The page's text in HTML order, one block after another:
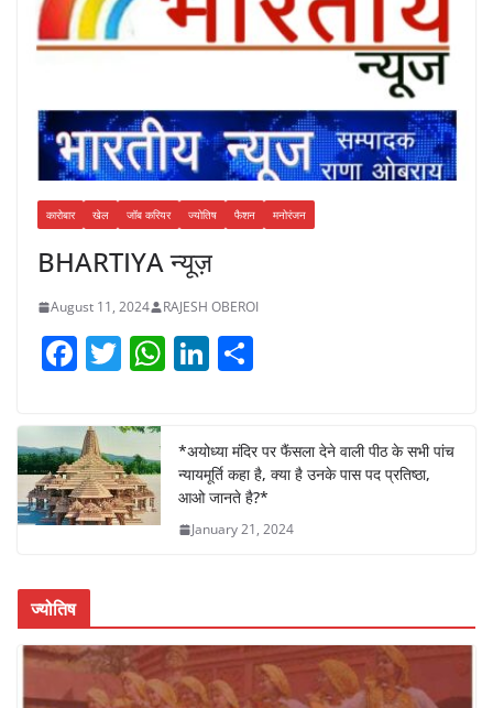
कारोबार खेल जॉब करियर ज्योतिष फैशन मनोरंजन
BHARTIYA न्यूज़
August 11, 2024 RAJESH OBEROI
F
c
e
b
o
k
T
itt
er
W
s
A
p
Li
e
dI
n
e
*अयोध्या मंदिर पर फैंसला देने वाली पीठ के सभी पांच
न्यायमूर्ति कहा है, क्या है उनके पास पद प्रतिष्ठा,
आओ जानते है?*
January 21, 2024
ज्योतिष